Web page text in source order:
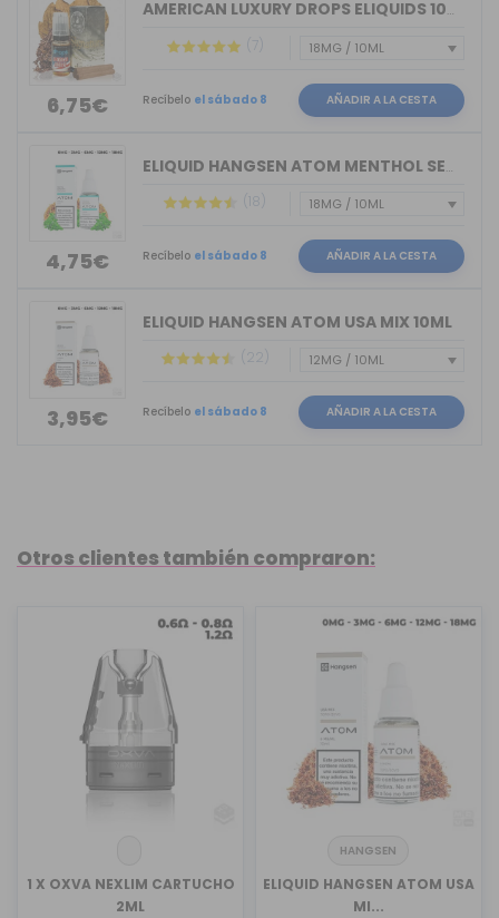
6,75€
AMERICAN LUXURY DROPS ELIQUIDS 10ML
(7)
Recíbelo el sábado 8 AÑADIR A LA CESTA
4,75€
ELIQUID HANGSEN ATOM MENTHOL SENSATIO...
(18)
Recíbelo el sábado 8 AÑADIR A LA CESTA
3,95€
ELIQUID HANGSEN ATOM USA MIX 10ML
(22)
Recíbelo el sábado 8 AÑADIR A LA CESTA
Otros clientes también compraron:
1 X OXVA NEXLIM CARTUCHO
2ML
HANGSEN
ELIQUID HANGSEN ATOM USA
MI...